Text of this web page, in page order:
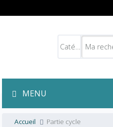
MENU
Accueil Partie cycle